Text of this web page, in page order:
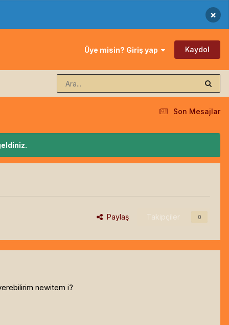
×
Üye misin? Giriş yap Kaydol
Son Mesajlar
Paylaş Takipçiler 0
newitem i?